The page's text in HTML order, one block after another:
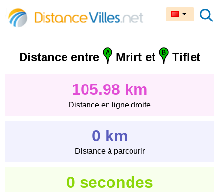
Distance entre Mrirt et Tiflet
105.98 km
Distance en ligne droite
0 km
Distance à parcourir
0 secondes